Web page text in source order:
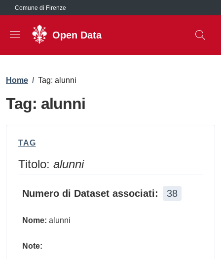
Salta al contenuto principale
Comune di Firenze
Open Data
Briciole di pane
Home / Tag: alunni
Tag: alunni
TAG
Titolo: alunni
Numero di Dataset associati: 38
Nome: alunni
Note: